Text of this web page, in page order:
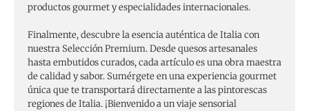
productos gourmet y especialidades internacionales.
Finalmente, descubre la esencia auténtica de Italia con
nuestra Selección Premium. Desde quesos artesanales
hasta embutidos curados, cada artículo es una obra maestra
de calidad y sabor. Sumérgete en una experiencia gourmet
única que te transportará directamente a las pintorescas
regiones de Italia. ¡Bienvenido a un viaje sensorial